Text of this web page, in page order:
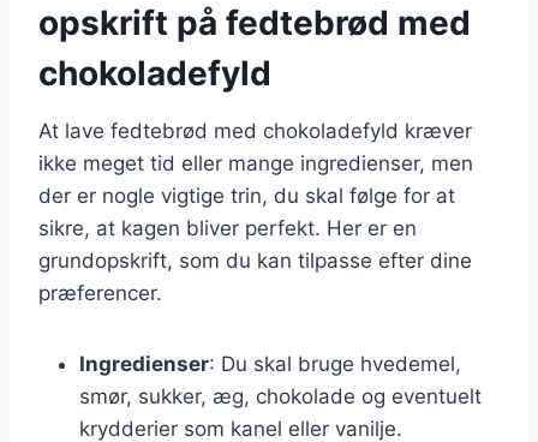
opskrift på fedtebrød med
chokoladefyld
At lave fedtebrød med chokoladefyld kræver
ikke meget tid eller mange ingredienser, men
der er nogle vigtige trin, du skal følge for at
sikre, at kagen bliver perfekt. Her er en
grundopskrift, som du kan tilpasse efter dine
præferencer.
Ingredienser: Du skal bruge hvedemel,
smør, sukker, æg, chokolade og eventuelt
krydderier som kanel eller vanilje.